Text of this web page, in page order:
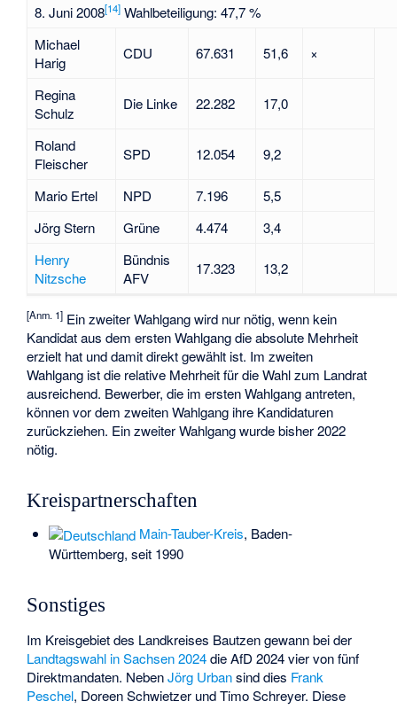
8. Juni 2008[14]Wahlbeteiligung: 47,7 %
Michael
Harig
CDU 67.631 51,6 ×
Regina
Schulz
Die Linke 22.282 17,0
Roland
Fleischer
SPD 12.054 9,2
Mario Ertel NPD 7.196
5,5
Jörg Stern
Grüne 4.474
3,4
Henry
Nitzsche
Bündnis
AFV
17.323 13,2
[Anm. 1] Ein zweiter Wahlgang wird nur nötig, wenn kein
Kandidat aus dem ersten Wahlgang die absolute Mehrheit
erzielt hat und damit direkt gewählt ist. Im zweiten
Wahlgang ist die relative Mehrheit für die Wahl zum Landrat
ausreichend. Bewerber, die im ersten Wahlgang antreten,
können vor dem zweiten Wahlgang ihre Kandidaturen
zurückziehen. Ein zweiter Wahlgang wurde bisher 2022
nötig.
Kreispartnerschaften
Main-Tauber-Kreis, Baden-
Württemberg, seit 1990
Sonstiges
Im Kreisgebiet des Landkreises Bautzen gewann bei der
Landtagswahl in Sachsen 2024die AfD 2024 vier von fünf
Direktmandaten. NebenJörg Urbansind dies Frank
Peschel, Doreen Schwietzer undTimo Schreyer. Diese